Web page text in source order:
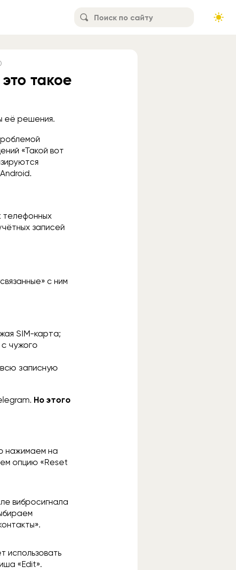
такое
её решения.
«Такой вот
телефонных
записей
с ним
SIM-карта;
чужого
записную
Но этого
нажимаем на
опцию «Reset
вибросигнала
использовать
«Edit».